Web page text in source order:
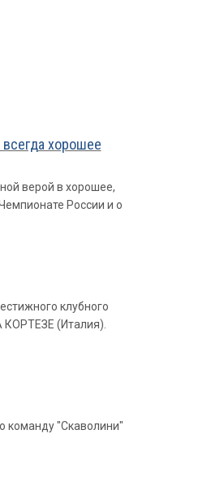
хорошее
верой в хорошее,
России и о
клубного
КОРТЕЗЕ (Италия).
команду "Скаволини"